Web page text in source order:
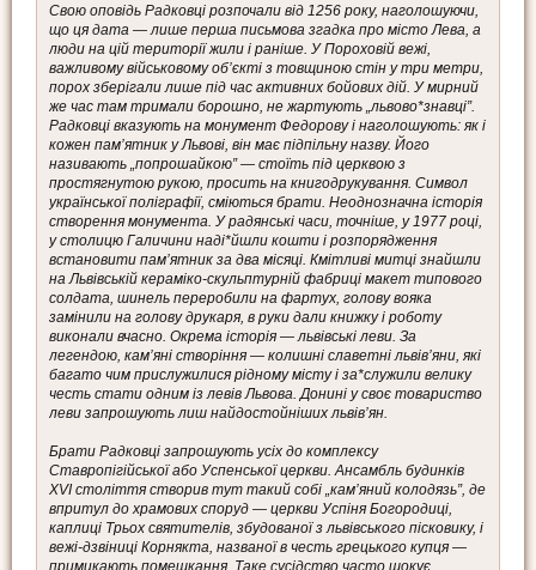
Свою оповідь Радковці розпочали від 1256 року, наголошуючи,
що ця дата — лише перша письмова згадка про місто Лева, а
люди на цій території жили і раніше. У Пороховій вежі,
важливому військовому об’єкті з товщиною стін у три метри,
порох зберігали лише під час активних бойових дій. У мирний
же час там тримали борошно, не жартують „львово*знавці”.
Радковці вказують на монумент Федорову і наголошують: як і
кожен пам’ятник у Львові, він має підпільну назву. Його
називають „попрошайкою” — стоїть під церквою з
простягнутою рукою, просить на книгодрукування. Символ
української поліграфії, сміються брати. Неоднозначна історія
створення монумента. У радянські часи, точніше, у 1977 році,
у столицю Галичини наді*йшли кошти і розпорядження
встановити пам’ятник за два місяці. Кмітливі митці знайшли
на Львівській кераміко-скульптурній фабриці макет типового
солдата, шинель переробили на фартух, голову вояка
замінили на голову друкаря, в руки дали книжку і роботу
виконали вчасно. Окрема історія — львівські леви. За
легендою, кам’яні створіння — колишні славетні львів’яни, які
багато чим прислужилися рідному місту і за*служили велику
честь стати одним із левів Львова. Донині у своє товариство
леви запрошують лиш найдостойніших львів’ян.
Брати Радковці запрошують усіх до комплексу
Ставропігійської або Успенської церкви. Ансамбль будинків
XVI століття створив тут такий собі „кам’яний колодязь”, де
впритул до храмових споруд — церкви Успіня Богородиці,
каплиці Трьох святителів, збудованої з львівського пісковику, і
вежі-дзвіниці Корнякта, названої в честь грецького купця —
примикають помешкання. Таке сусідство часто шокує